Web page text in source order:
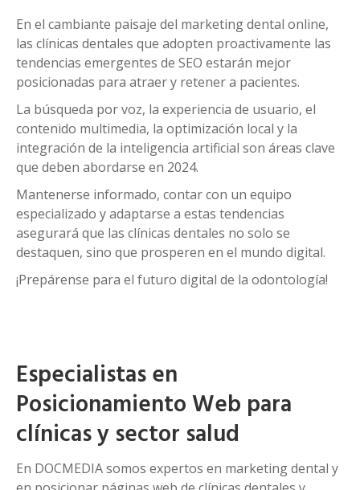
En el cambiante paisaje del marketing dental online,
las clínicas dentales que adopten proactivamente las
tendencias emergentes de SEO estarán mejor
posicionadas para atraer y retener a pacientes.
La búsqueda por voz, la experiencia de usuario, el
contenido multimedia, la optimización local y la
integración de la inteligencia artificial son áreas clave
que deben abordarse en 2024.
Mantenerse informado, contar con un equipo
especializado y adaptarse a estas tendencias
asegurará que las clínicas dentales no solo se
destaquen, sino que prosperen en el mundo digital.
¡Prepárense para el futuro digital de la odontología!
Especialistas en
Posicionamiento Web para
clínicas y sector salud
En DOCMEDIA somos expertos en marketing dental y